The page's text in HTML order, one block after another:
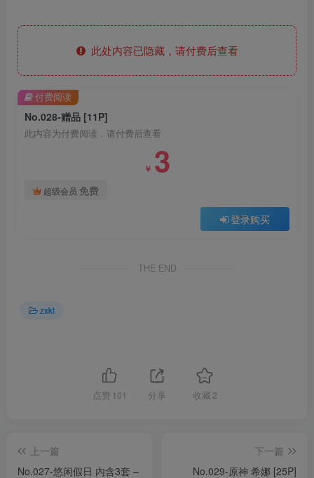
此处内容已隐藏，请付费后查看
No.028-赠品 [11P]
此内容为付费阅读，请付费后查看
￥ 3
超级会员 免费
登录购买
付费阅读
THE END
zxkt
点赞 101 分享 收藏 2
上一篇
No.027-悠闲假日 内含3套 –
下一篇
No.029-原神 希娜 [25P]